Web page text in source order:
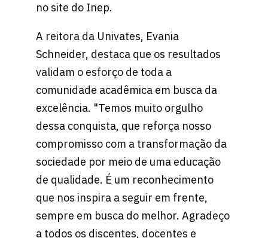
no site do Inep.
A reitora da Univates, Evania
Schneider, destaca que os resultados
validam o esforço de toda a
comunidade acadêmica em busca da
excelência. "Temos muito orgulho
dessa conquista, que reforça nosso
compromisso com a transformação da
sociedade por meio de uma educação
de qualidade. É um reconhecimento
que nos inspira a seguir em frente,
sempre em busca do melhor. Agradeço
a todos os discentes, docentes e